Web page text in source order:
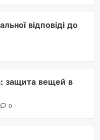
відповіді до
защита вещей в
0